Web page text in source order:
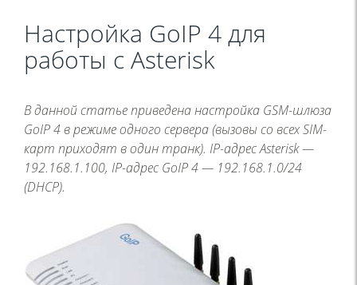
Настройка GoIP 4 для
работы с Asterisk
В данной статье приведена настройка GSM-шлюза
GoIP 4 в режиме одного сервера (вызовы со всех SIM-
карт приходят в один транк). IP-адрес Asterisk —
192.168.1.100, IP-адрес GoIP 4 — 192.168.1.0/24
(DHCP).